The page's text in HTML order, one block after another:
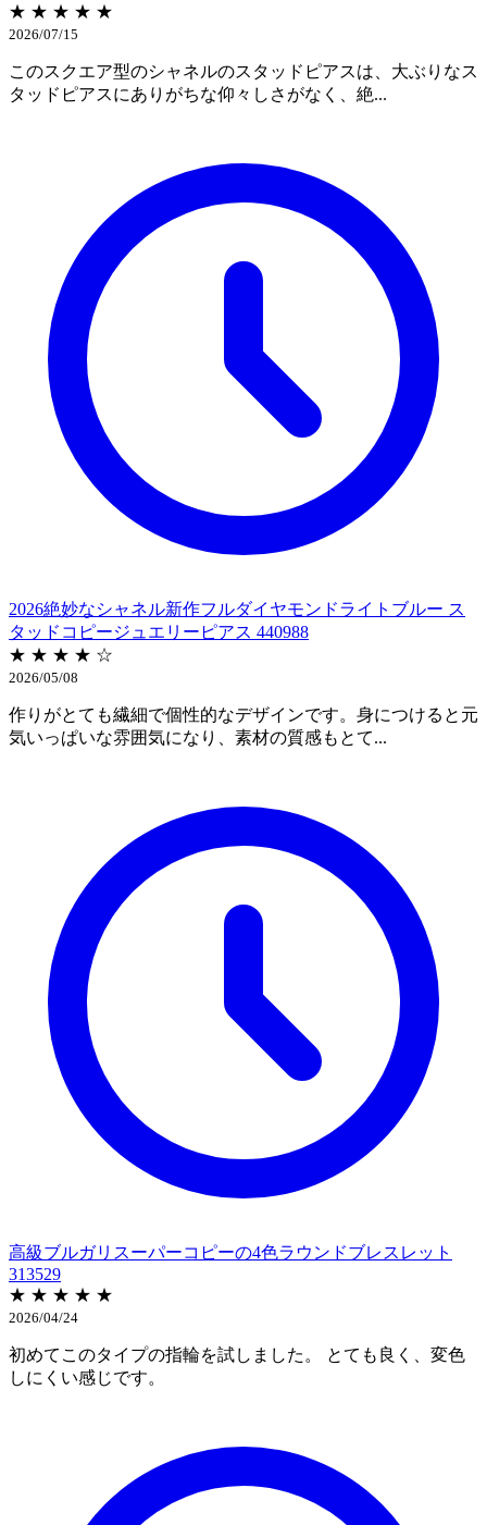
★ ★ ★ ★ ★
2026/07/15
このスクエア型のシャネルのスタッドピアスは、大ぶりなス
タッドピアスにありがちな仰々しさがなく、絶...
2026絶妙なシャネル新作フルダイヤモンドライトブルー ス
タッドコピージュエリーピアス 440988
★ ★ ★ ★ ☆
2026/05/08
作りがとても繊細で個性的なデザインです。身につけると元
気いっぱいな雰囲気になり、素材の質感もとて...
高級ブルガリスーパーコピーの4色ラウンドブレスレット
313529
★ ★ ★ ★ ★
2026/04/24
初めてこのタイプの指輪を試しました。 とても良く、変色
しにくい感じです。